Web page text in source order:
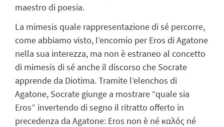
maestro di poesia.
La mimesis quale rappresentazione di sé percorre,
come abbiamo visto, l’encomio per Eros di Agatone
nella sua interezza, ma non è estraneo al concetto
di mimesis di sé anche il discorso che Socrate
apprende da Diotima. Tramite l’elenchos di
Agatone, Socrate giunge a mostrare “quale sia
Eros” invertendo di segno il ritratto offerto in
precedenza da Agatone: Eros non è né καλός né